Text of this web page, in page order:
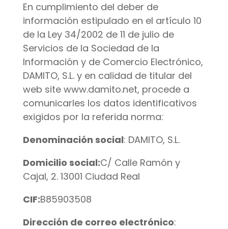
En cumplimiento del deber de
información estipulado en el artículo 10
de la Ley 34/2002 de 11 de julio de
Servicios de la Sociedad de la
Información y de Comercio Electrónico,
DAMITO, S.L. y en calidad de titular del
web site www.damito.net, procede a
comunicarles los datos identificativos
exigidos por la referida norma:
Denominación social: DAMITO, S.L.
Domicilio social:C/ Calle Ramón y
Cajal, 2. 13001 Ciudad Real
CIF:B85903508
Dirección de correo electrónico: